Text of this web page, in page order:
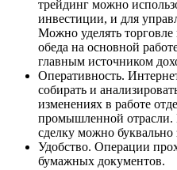
трейдинг можно
инвестиции, и для
Можно уделять
обеда на основной
главным источником
Оперативность.
собирать и
изменениях в работе
промышленной отрасли.
сделку можно буквально
Удобство. Операции
бумажных документов.